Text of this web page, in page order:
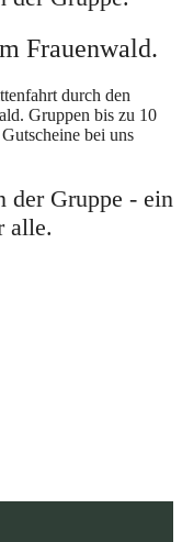
Frauenwald.
durch den
Gruppen bis zu 10
bei uns
der Gruppe - ein
alle.